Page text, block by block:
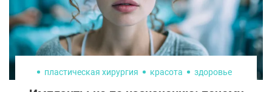
пластическая хирургия красота здоровье